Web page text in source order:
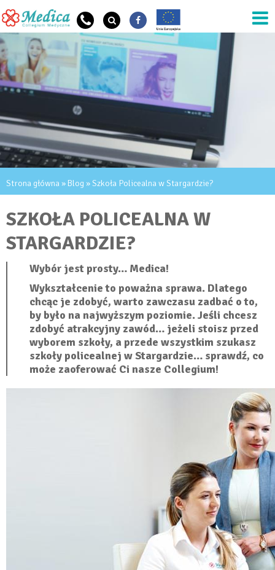
Przejdź do treści
Strona główna» Blog» Szkoła Policealna w Stargardzie?
SZKOŁA POLICEALNA W
STARGARDZIE?
Wybór jest prosty… Medica!
Wykształcenie to poważna sprawa. Dlatego
chcąc je zdobyć, warto zawczasu zadbać o to,
by było na najwyższym poziomie. Jeśli chcesz
zdobyć atrakcyjny zawód… jeżeli stoisz przed
wyborem szkoły, a przede wszystkim szukasz
szkoły policealnej w Stargardzie… sprawdź, co
może zaoferować Ci nasze Collegium!